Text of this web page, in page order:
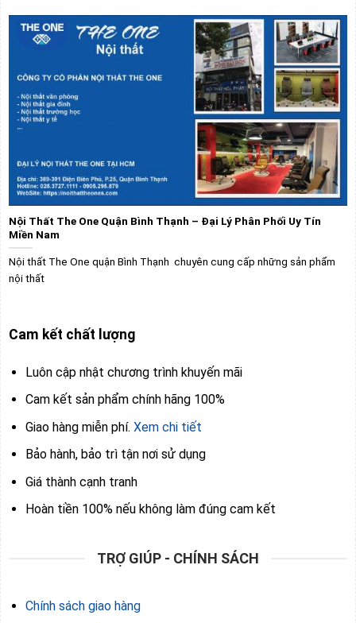
Nội Thất The One Quận Bình Thạnh – Đại Lý Phân Phối Uy Tín
Miền Nam
Nội thất The One quận Bình Thạnh chuyên cung cấp những sản phẩm
nội thất
Cam kết chất lượng
Luôn cập nhật chương trình khuyến mãi
Cam kết sản phẩm chính hãng 100%
Giao hàng miễn phí. Xem chi tiết
Bảo hành, bảo trì tận nơi sử dụng
Giá thành cạnh tranh
Hoàn tiền 100% nếu không làm đúng cam kết
TRỢ GIÚP - CHÍNH SÁCH
Chính sách giao hàng